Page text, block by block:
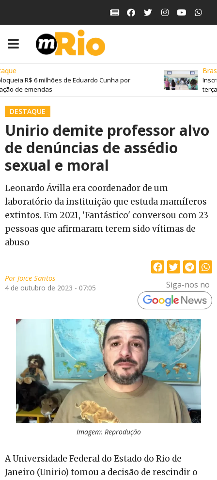
R$ 6 milhões de Eduardo Cunha por
de emendas
Brasil
DESTAQUE
Unirio demite professor alvo
de denúncias de assédio
sexual e moral
Leonardo Ávilla era coordenador de um
laboratório da instituição que estuda mamíferos
extintos. Em 2021, 'Fantástico' conversou com 23
pessoas que afirmaram terem sido vítimas de
abuso
PorJoice Santos
4 de outubro de 2023 - 07:05 Siga-nos no
Imagem: Reprodução
A Universidade Federal do Estado do Rio de
Janeiro (Unirio) tomou a decisão de rescindir o